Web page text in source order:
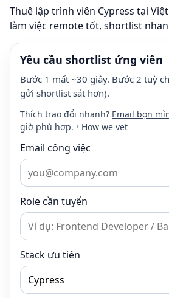
Thuê lập trình viên Cypress tại
làm việc remote tốt, shortlist
Yêu cầu shortlist ứng viên
Bước 1 mất ~30 giây. Bước 2 tuỳ
gửi shortlist sát hơn).
Thích trao đổi nhanh? Email bọn
giờ phù hợp. • How we vet
Email công việc
Role cần tuyển
Stack ưu tiên